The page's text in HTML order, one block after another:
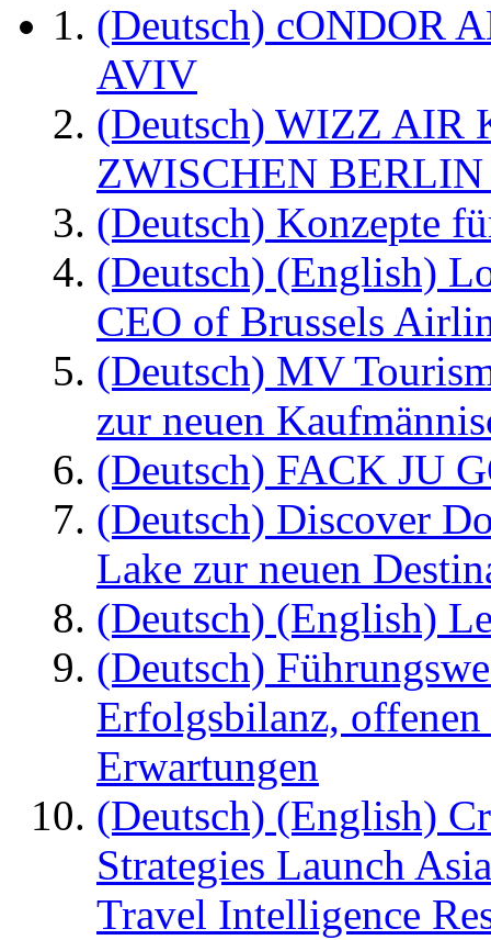
(Deutsch) cONDOR
AVIV
(Deutsch) WIZZ AIR
ZWISCHEN
(Deutsch) Konzepte
(Deutsch) (English)
CEO of Brussels
(Deutsch) MV
zur neuen
(Deutsch) FACK JU
(Deutsch) Discover
Lake zur neuen
(Deutsch) (English)
(Deutsch)
Erfolgsbilanz,
Erwartungen
(Deutsch) (English)
Strategies Launch
Travel Intelligence